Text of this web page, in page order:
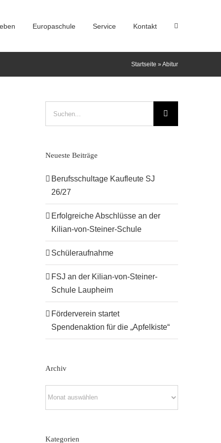
Europaschule Service Kontakt
Startseite » Abitur
Neueste Beiträge
Berufsschultage Kaufleute SJ
26/27
Erfolgreiche Abschlüsse an der
Kilian-von-Steiner-Schule
Schüleraufnahme
FSJ an der Kilian-von-Steiner-
Schule Laupheim
Förderverein startet
Spendenaktion für die „Apfelkiste“
Archiv
Kategorien